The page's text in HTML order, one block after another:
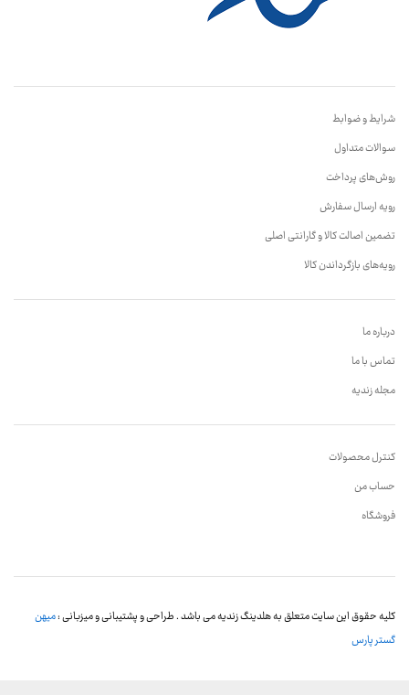
شرایط و ضوابط
سوالات متداول
روش‌های پرداخت
رویه ارسال سفارش
تضمین اصالت کالا و گارانتی اصلی
رویه‌های بازگرداندن کالا
درباره ما
تماس با ما
مجله زندیه
کنترل محصولات
حساب من
فروشگاه
کلیه حقوق این سایت متعلق به هلدینگ زندیه می باشد . طراحی و پشتیبانی و میزبانی :میهن
گستر پارس